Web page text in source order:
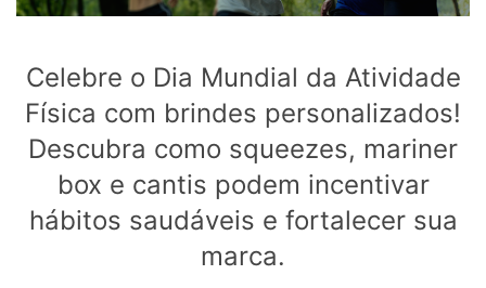
Celebre o Dia Mundial da Atividade
Física com brindes personalizados!
Descubra como squeezes, mariner
box e cantis podem incentivar
hábitos saudáveis e fortalecer sua
marca.